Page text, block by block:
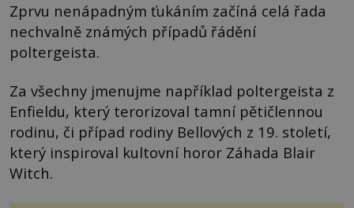
Zprvu nenápadným ťukáním začíná celá řada
nechvalně známých případů řádění
poltergeista.
Za všechny jmenujme například poltergeista z
Enfieldu, který terorizoval tamní pětičlennou
rodinu, či případ rodiny Bellových z 19. století,
který inspiroval kultovní horor Záhada Blair
Witch.